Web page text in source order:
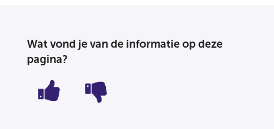
Wat vond je van de informatie op deze
pagina?